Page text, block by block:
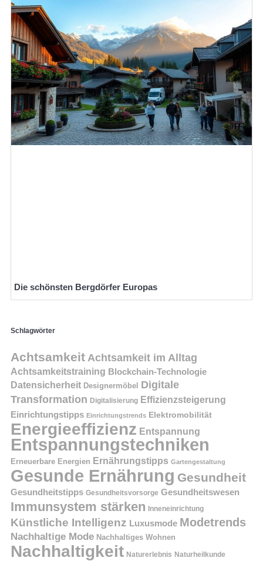
Die schönsten Bergdörfer Europas
Schlagwörter
Achtsamkeit Achtsamkeit im Alltag
Achtsamkeitstraining Blockchain-Technologie
Datensicherheit Designermöbel
Digitale
Transformation Digitalisierung Effizienzsteigerung
Einrichtungstipps Einrichtungstrends Elektromobilität
Energieeffizienz Entspannung
Entspannungstechniken
Erneuerbare Energien Ernährungstipps Gartengestaltung
Gesunde Ernährung Gesundheit
Gesundheitstipps Gesundheitsvorsorge Gesundheitswesen
Immunsystem stärken Inneneinrichtung
Künstliche Intelligenz Luxusmode Modetrends
Nachhaltige Mode Nachhaltiges Wohnen
Nachhaltigkeit Naturerlebnis Naturheilkunde